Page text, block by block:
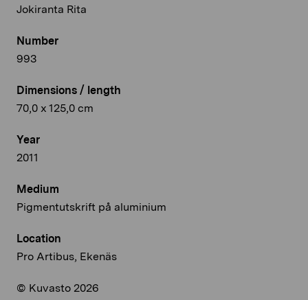
Jokiranta Rita
Number
993
Dimensions / length
70,0 x 125,0 cm
Year
2011
Medium
Pigmentutskrift på aluminium
Location
Pro Artibus, Ekenäs
© Kuvasto 2026